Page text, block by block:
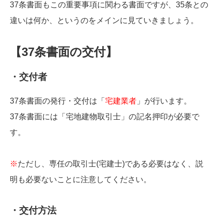
37条書面もこの重要事項に関わる書面ですが、35条との
違いは何か、というのをメインに見ていきましょう。
【37条書面の交付】
・交付者
37条書面の発行・交付は「 宅建業者 」が行います。
37条書面には「宅地建物取引士」の記名押印が必要で
す。
※ただし、専任の取引士(宅建士)である必要はなく、説
明も必要ないことに注意してください。
・交付方法